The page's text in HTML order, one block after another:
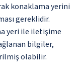
konaklama yerini
gereklidir.
yeri ile iletişime
bilgiler,
olabilir.